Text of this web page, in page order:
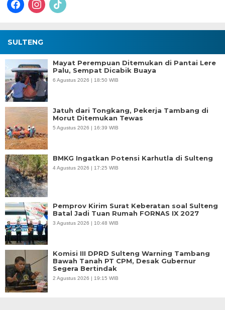
SULTENG
Mayat Perempuan Ditemukan di Pantai Lere
Palu, Sempat Dicabik Buaya
6 Agustus 2026 | 18:50 WIB
Jatuh dari Tongkang, Pekerja Tambang di
Morut Ditemukan Tewas
5 Agustus 2026 | 16:39 WIB
BMKG Ingatkan Potensi Karhutla di Sulteng
4 Agustus 2026 | 17:25 WIB
Pemprov Kirim Surat Keberatan soal Sulteng
Batal Jadi Tuan Rumah FORNAS IX 2027
3 Agustus 2026 | 10:48 WIB
Komisi III DPRD Sulteng Warning Tambang
Bawah Tanah PT CPM, Desak Gubernur
Segera Bertindak
2 Agustus 2026 | 19:15 WIB